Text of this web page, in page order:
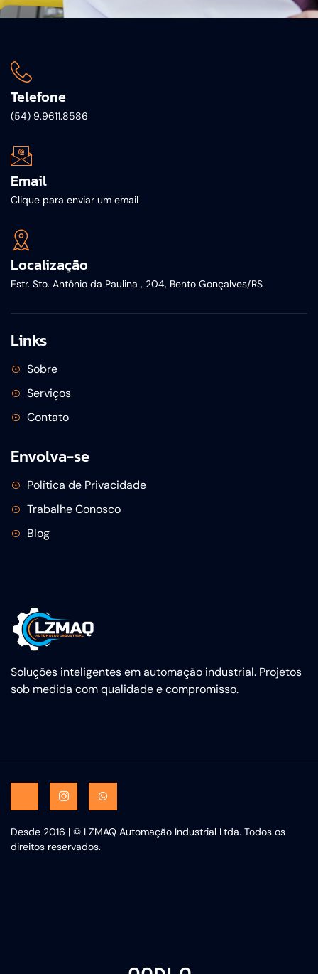
Soluções inteligentes em automação industrial. Projetos
sob medida com qualidade e compromisso.
Telefone
(54) 9.9611.8586
Email
Clique para enviar um email
Localização
Estr. Sto. Antônio da Paulina , 204, Bento Gonçalves/RS
Links
Sobre
Serviços
Contato
Envolva-se
Política de Privacidade
Trabalhe Conosco
Blog
Desde 2016 | © LZMAQ Automação Industrial Ltda. Todos os
direitos reservados.